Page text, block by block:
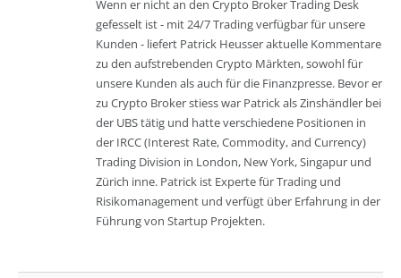
Wenn er nicht an den Crypto Broker Trading Desk
gefesselt ist - mit 24/7 Trading verfügbar für unsere
Kunden - liefert Patrick Heusser aktuelle Kommentare
zu den aufstrebenden Crypto Märkten, sowohl für
unsere Kunden als auch für die Finanzpresse. Bevor er
zu Crypto Broker stiess war Patrick als Zinshändler bei
der UBS tätig und hatte verschiedene Positionen in
der IRCC (Interest Rate, Commodity, and Currency)
Trading Division in London, New York, Singapur und
Zürich inne. Patrick ist Experte für Trading und
Risikomanagement und verfügt über Erfahrung in der
Führung von Startup Projekten.